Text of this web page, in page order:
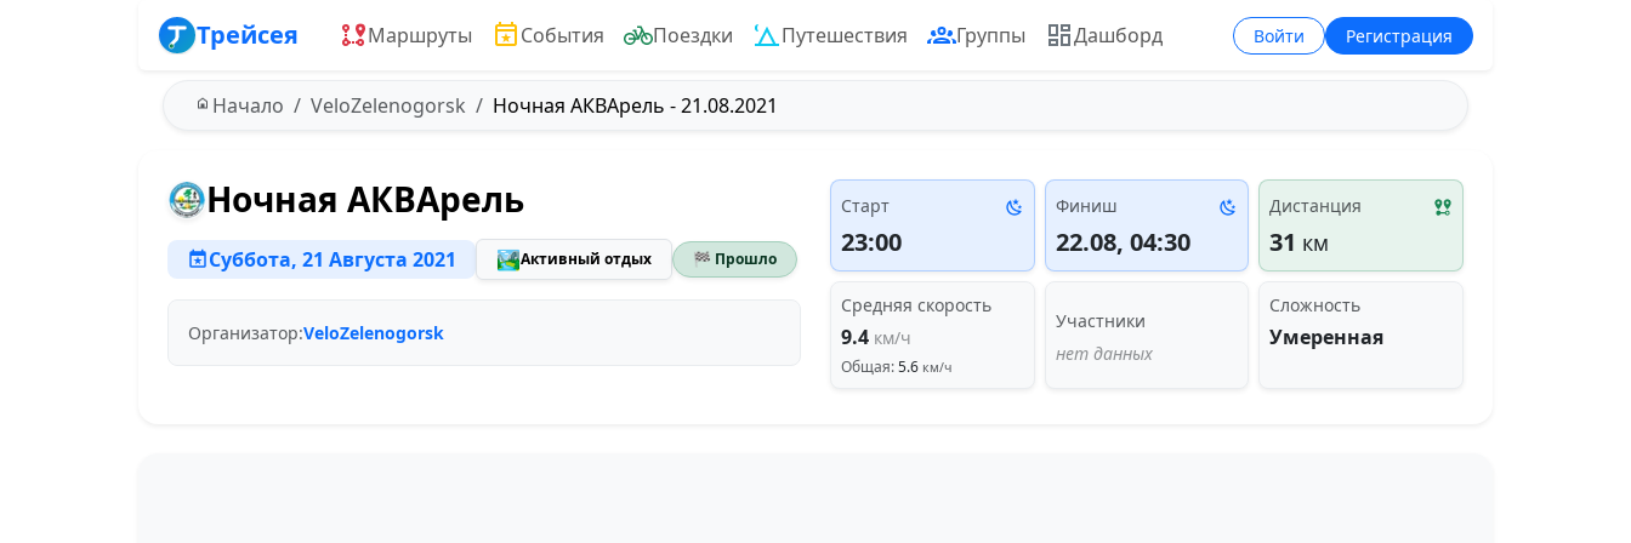
Трейсея Маршруты События Поездки Путешествия Группы Дашборд Войти Регистрация
Начало VeloZelenogorsk Ночная АКВАрель - 21.08.2021
Ночная АКВАрель
Суббота, 21 Августа 2021 🏞️Активный отдых 🏁 Прошло
Организатор:VeloZelenogorsk
Старт
23:00
Финиш
22.08, 04:30
Дистанция
31 км
Средняя скорость
9.4 км/ч
Общая:5.6 км/ч
Участники
нет данных
Сложность
Умеренная